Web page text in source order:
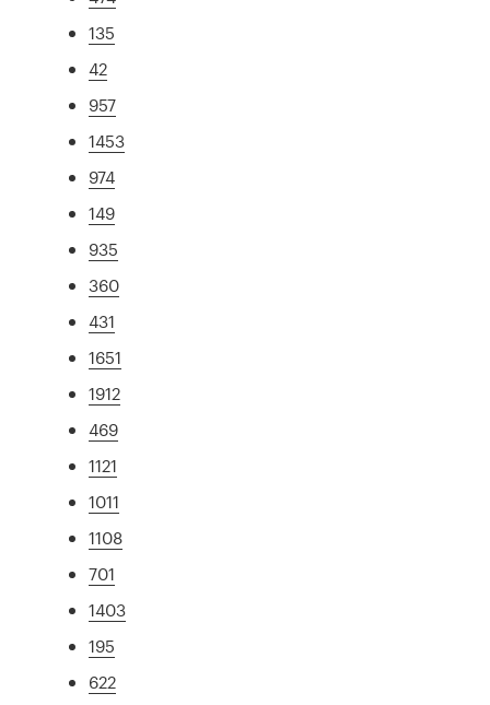
135
42
957
1453
974
149
935
360
431
1651
1912
469
1121
1011
1108
701
1403
195
622